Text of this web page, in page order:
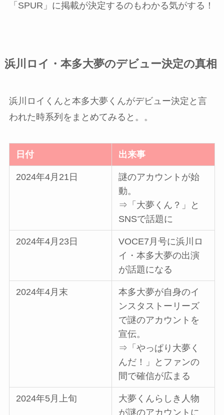
「SPUR」に掲載が決定するのもわかる気がする！
浜川ロイ・本多大夢のデビュー決定の真相
浜川ロイくんと本多大夢くんがデビュー決定と言
われた時系列をまとめてみると。。
日付 出来事
2024年4月21日
謎のアカウントが始
動。
⇒「大夢くん？」と
SNSで話題に
2024年4月23日
VOCE7月号に浜川ロ
イ・本多大夢の出演
が話題になる
2024年4月末
本多大夢が自身のイ
ンスタストーリーズ
で謎のアカウントを
宣伝。
⇒「やっぱり大夢く
んだ！」とファンの
間で確信が広まる
2024年5月上旬
大夢くんらしき人物
が謎のアカウントに